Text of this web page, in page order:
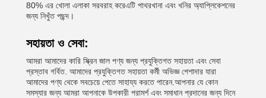
80% এর খোলা এলাকা সরবরাহ করেএটি পাথরখানা এবং খনির অ্যাপ্লিকেশনের
জন্য নিখুঁত পছন্দ।
সহায়তা ও সেবা:
আমরা আমাদের কারি স্ক্রিন জাল পণ্য জন্য প্রযুক্তিগত সহায়তা এবং সেবা
প্রস্তাব গর্বিত. আমাদের প্রযুক্তিগত সহায়তা কর্মী অভিজ্ঞ পেশাদার যারা
আমাদের পণ্য থেকে সবচেয়ে পেতে সাহায্য করতে পারেন.আপনার যে কোন
সমস্যার জন্য আমরা আপনাকে উপকারী পরামর্শ এবং সমাধান প্রদানের জন্য দিনে